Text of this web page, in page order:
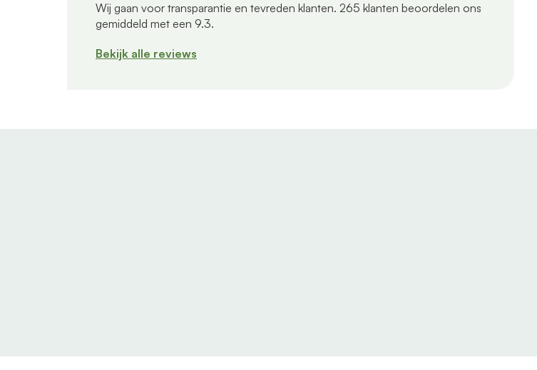
Wij gaan voor transparantie en tevreden klanten. 265 klanten beoordelen ons
gemiddeld met een 9.3.
Bekijk alle reviews